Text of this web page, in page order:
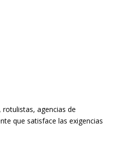
agencias de
que satisface las exigencias